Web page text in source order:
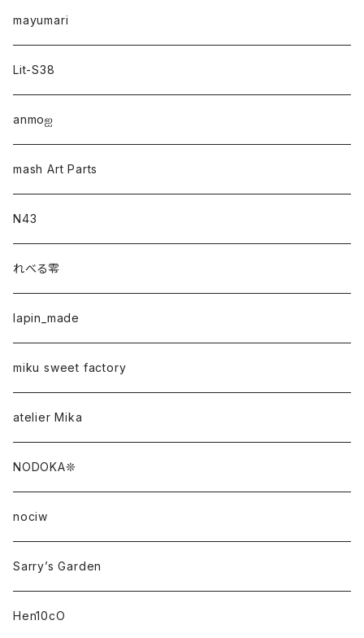
mayumari
Lit-S38
anmo‪ஐ‬
mash Art Parts
N43
れべる零
lapin_made
miku sweet factory
atelier Mika
NODOKA❊
nociw
Sarry’s Garden
Hen10cO